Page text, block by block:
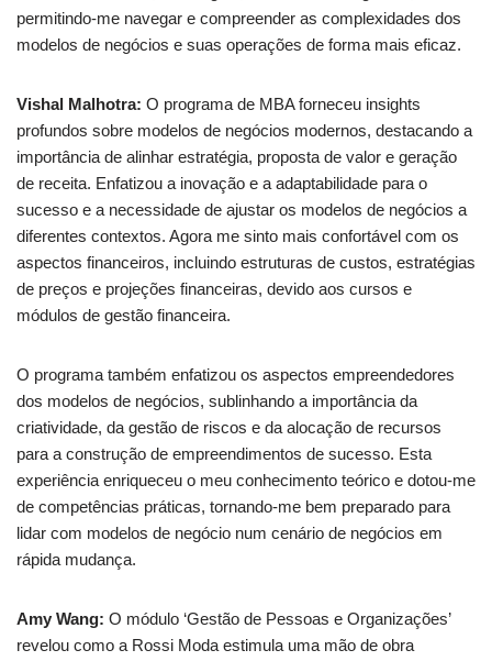
permitindo-me navegar e compreender as complexidades dos
modelos de negócios e suas operações de forma mais eficaz.
Vishal Malhotra: O programa de MBA forneceu insights
profundos sobre modelos de negócios modernos, destacando a
importância de alinhar estratégia, proposta de valor e geração
de receita. Enfatizou a inovação e a adaptabilidade para o
sucesso e a necessidade de ajustar os modelos de negócios a
diferentes contextos. Agora me sinto mais confortável com os
aspectos financeiros, incluindo estruturas de custos, estratégias
de preços e projeções financeiras, devido aos cursos e
módulos de gestão financeira.
O programa também enfatizou os aspectos empreendedores
dos modelos de negócios, sublinhando a importância da
criatividade, da gestão de riscos e da alocação de recursos
para a construção de empreendimentos de sucesso. Esta
experiência enriqueceu o meu conhecimento teórico e dotou-me
de competências práticas, tornando-me bem preparado para
lidar com modelos de negócio num cenário de negócios em
rápida mudança.
Amy Wang: O módulo ‘Gestão de Pessoas e Organizações’
revelou como a Rossi Moda estimula uma mão de obra